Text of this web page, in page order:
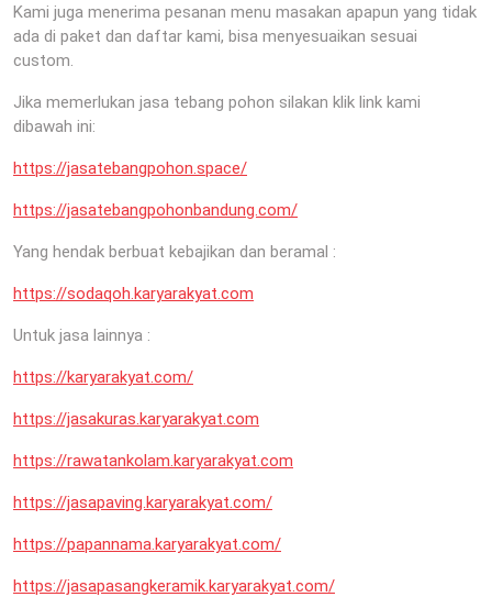
Kami juga menerima pesanan menu masakan apapun yang tidak
ada di paket dan daftar kami, bisa menyesuaikan sesuai
custom.
Jika memerlukan jasa tebang pohon silakan klik link kami
dibawah ini:
https://jasatebangpohon.space/
https://jasatebangpohonbandung.com/
Yang hendak berbuat kebajikan dan beramal :
https://sodaqoh.karyarakyat.com
Untuk jasa lainnya :
https://karyarakyat.com/
https://jasakuras.karyarakyat.com
https://rawatankolam.karyarakyat.com
https://jasapaving.karyarakyat.com/
https://papannama.karyarakyat.com/
https://jasapasangkeramik.karyarakyat.com/